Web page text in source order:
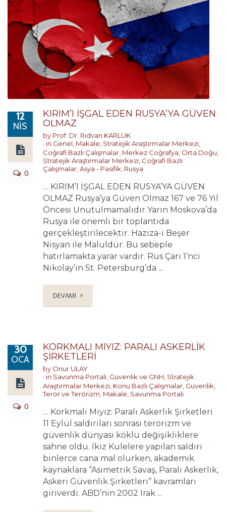
12
NIS
0
KIRIM’I İŞGAL EDEN RUSYA’YA GÜVEN
OLMAZ
by Prof. Dr. Rıdvan KARLUK
in Genel Makale Stratejik Araştırmalar Merkezi
Coğrafi Bazlı Çalışmalar Merkez Coğrafya Orta Doğu
Stratejik Araştırmalar Merkezi Coğrafi Bazlı
Çalışmalar Asya - Pasifik Rusya
… KIRIM’I İŞGAL EDEN RUSYA’YA GÜVEN
OLMAZ Rusya’ya Güven Olmaz 167 ve 76 Yıl
Öncesi Unutulmamalıdır Yarın Moskova’da
Rusya ile önemli bir toplantıda
gerçekleştirilecektir. Hazıza-i Beşer
Nisyan ile Maluldür. Bu sebeple
hatırlamakta yarar vardır. Rus Çarı 1’nci
Nikolay’ın St. Petersburg’da ...
DEVAMI
30
OCA
0
KORKMALI MIYIZ: PARALI ASKERLİK
ŞİRKETLERİ
by Onur ULAY
in Savunma Portalı Güvenlik ve GNH Stratejik
Araştırmalar Merkezi Konu Bazlı Çalışmalar Güvenlik,
Terör ve Terörizm Makale Savunma Portalı
… Korkmalı Mıyız: Paralı Askerlik Şirketleri
11 Eylül saldırıları sonrası terörizm ve
güvenlik dünyası köklü değişikliklere
sahne oldu. İkiz Kulelere yapılan saldırı
binlerce cana mal olurken, akademik
kaynaklara ‘’Asimetrik Savaş, Paralı Askerlik,
Askeri Güvenlik Şirketleri’’ kavramları
giriverdi. ABD’nin 2002 Irak ...